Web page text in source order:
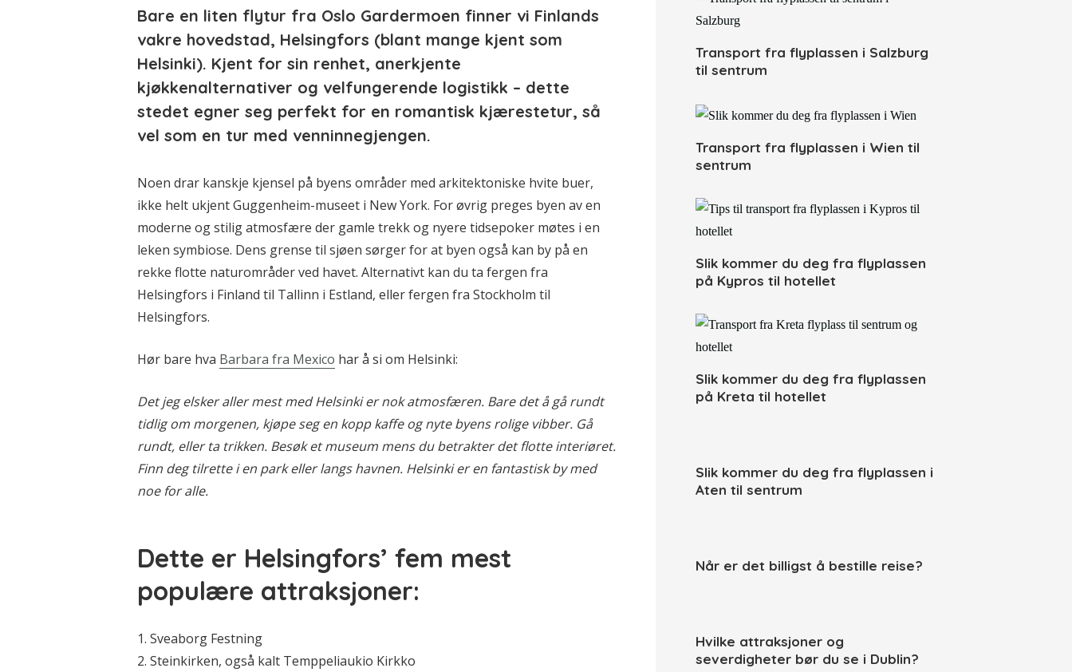
Bare en liten flytur fra Oslo Gardermoen finner vi Finlands
vakre hovedstad, Helsingfors (blant mange kjent som
Helsinki). Kjent for sin renhet, anerkjente
kjøkkenalternativer og velfungerende logistikk – dette
stedet egner seg perfekt for en romantisk kjærestetur, så
vel som en tur med venninnegjengen.
Noen drar kanskje kjensel på byens områder med arkitektoniske hvite buer,
ikke helt ukjent Guggenheim-museet i New York. For øvrig preges byen av en
moderne og stilig atmosfære der gamle trekk og nyere tidsepoker møtes i en
leken symbiose. Dens grense til sjøen sørger for at byen også kan by på en
rekke flotte naturområder ved havet. Alternativt kan du ta fergen fra
Helsingfors i Finland til Tallinn i Estland, eller fergen fra Stockholm til
Helsingfors.
Hør bare hva Barbara fra Mexico har å si om Helsinki:
Det jeg elsker aller mest med Helsinki er nok atmosfæren. Bare det å gå rundt
tidlig om morgenen, kjøpe seg en kopp kaffe og nyte byens rolige vibber. Gå
rundt, eller ta trikken. Besøk et museum mens du betrakter det flotte interiøret.
Finn deg tilrette i en park eller langs havnen. Helsinki er en fantastisk by med
noe for alle.
Dette er Helsingfors’ fem mest
populære attraksjoner:
1. Sveaborg Festning
2. Steinkirken, også kalt Temppeliaukio Kirkko
Transport fra flyplassen i Salzburg
til sentrum
Transport fra flyplassen i Wien til
sentrum
Slik kommer du deg fra flyplassen
på Kypros til hotellet
Slik kommer du deg fra flyplassen
på Kreta til hotellet
Slik kommer du deg fra flyplassen i
Aten til sentrum
Når er det billigst å bestille reise?
Hvilke attraksjoner og
severdigheter bør du se i Dublin?